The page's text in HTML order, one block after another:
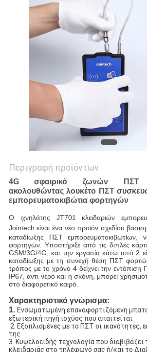
PRIVACY
POLICY
Περιγραφή προϊόντων
4G σφαιρικό ζωνών ΠΣΤ
ακολουθώντας λουκέτο ΠΣΤ
εμπορευματοκιβώτια φορτηγών
Ο ιχνηλάτης JT701 κλειδαριών
Jointech είναι ένα νέο προϊόν σχεδίου
καταδίωξης ΠΣΤ εμπορευματοκιβωτίων,
φορτηγών. Υποστήριξε από τις διπλές
GSM/3G/4G, και την εργασία κάτω από 2
καταδίωξης με τη συνεχή θέση ΠΣΤ
τρόπος με το χρόνο 4 δείχνει την εντόπιση
IP67, αντι νερό και η σκόνη, μπορεί
στο διαφορετικό καιρό.
Χαρακτηριστικό γνώρισμα:
1. Ενσωματωμένη επαναφορτιζόμενη
εξωτερική πηγή ισχύος που απαιτείται
2. Εξοπλισμένες με το ΠΣΤ οι ικανότητες,
της
3. Κυψελοειδής τεχνολογία που διαβιβάζει
κλειδαριάς στο τηλέφωνό σας ή/και το